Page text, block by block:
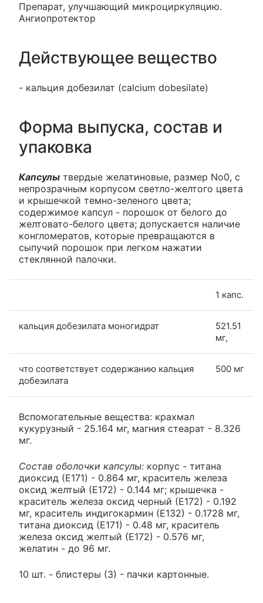
Препарат, улучшающий микроциркуляцию.
Ангиопротектор
Действующее вещество
- кальция добезилат (calcium dobesilate)
Форма выпуска, состав и
упаковка
Капсулы твердые желатиновые, размер No0, с
непрозрачным корпусом светло-желтого цвета
и крышечкой темно-зеленого цвета;
содержимое капсул - порошок от белого до
желтовато-белого цвета; допускается наличие
конгломератов, которые превращаются в
сыпучий порошок при легком нажатии
стеклянной палочки.
1 капс.
кальция добезилата моногидрат
521.51
мг,
что соответствует содержанию кальция
добезилата
500 мг
Вспомогательные вещества: крахмал
кукурузный - 25.164 мг, магния стеарат - 8.326
мг.
Состав оболочки капсулы: корпус - титана
диоксид (Е171) - 0.864 мг, краситель железа
оксид желтый (Е172) - 0.144 мг; крышечка -
краситель железа оксид черный (Е172) - 0.192
мг, краситель индигокармин (Е132) - 0.1728 мг,
титана диоксид (Е171) - 0.48 мг, краситель
железа оксид желтый (Е172) - 0.576 мг,
желатин - до 96 мг.
10 шт. - блистеры (3) - пачки картонные.